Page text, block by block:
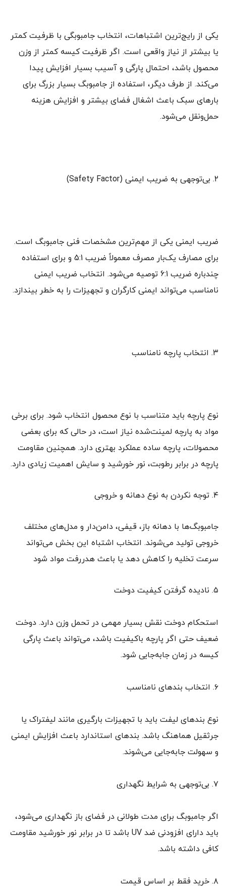
یکی از رایج‌ترین اشتباهات، انتخاب جامبوبگی با ظرفیت کمتر
یا بیشتر از نیاز واقعی است. اگر ظرفیت کیسه کمتر از وزن
محصول باشد، احتمال پارگی و آسیب بسیار افزایش پیدا
می‌کند. از طرف دیگر، استفاده از جامبوبگ بسیار بزرگ برای
بارهای سبک باعث اشغال فضای بیشتر و افزایش هزینه
حمل‌ونقل می‌شود.
۲. بی‌توجهی به ضریب ایمنی (Safety Factor)
ضریب ایمنی یکی از مهم‌ترین مشخصات فنی جامبوبگ است.
برای مصارف یک‌بار مصرف معمولاً ضریب 5:1 و برای استفاده
چندباره ضریب 6:1 توصیه می‌شود. انتخاب ضریب ایمنی
نامناسب می‌تواند ایمنی کارگران و تجهیزات را به خطر بیندازد.
۳. انتخاب پارچه نامناسب
نوع پارچه باید متناسب با نوع محصول انتخاب شود. برای برخی
مواد به پارچه لمینت‌شده نیاز است، در حالی که برای بعضی
محصولات، پارچه ساده عملکرد بهتری دارد. همچنین مقاومت
پارچه در برابر رطوبت، نور خورشید و سایش اهمیت زیادی دارد.
۴. توجه نکردن به نوع دهانه و خروجی
جامبوبگ‌ها با دهانه باز، قیفی، دامن‌دار و مدل‌های مختلف
خروجی تولید می‌شوند. انتخاب اشتباه این بخش می‌تواند
سرعت تخلیه را کاهش دهد یا باعث هدررفت مواد شود
۵. نادیده گرفتن کیفیت دوخت
استحکام دوخت نقش بسیار مهمی در تحمل وزن دارد. دوخت
ضعیف حتی اگر پارچه باکیفیت باشد، می‌تواند باعث پارگی
کیسه در زمان جابه‌جایی شود.
۶. انتخاب بندهای نامناسب
نوع بندهای لیفت باید با تجهیزات بارگیری مانند لیفتراک یا
جرثقیل هماهنگ باشد. بندهای استاندارد باعث افزایش ایمنی
و سهولت جابه‌جایی می‌شوند.
۷. بی‌توجهی به شرایط نگهداری
اگر جامبوبگ برای مدت طولانی در فضای باز نگهداری می‌شود،
باید دارای افزودنی ضد UV باشد تا در برابر نور خورشید مقاومت
کافی داشته باشد.
۸. خرید فقط بر اساس قیمت